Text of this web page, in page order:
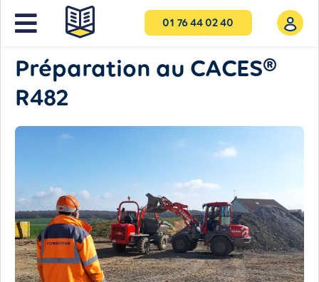
01 76 44 02 40
NOS FORMATIONS PRO
Préparation au CACES®
R482